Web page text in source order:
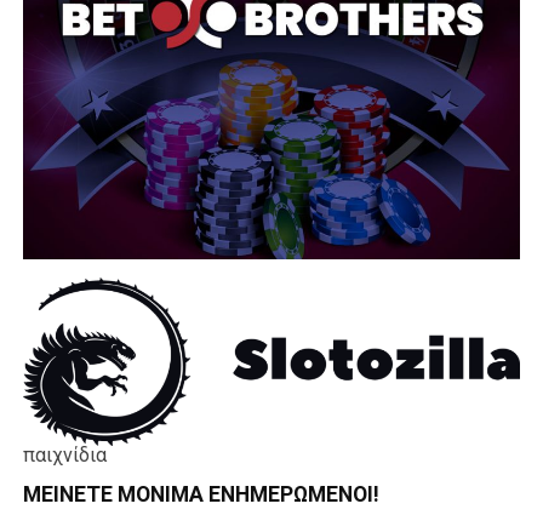
παιχνίδια
ΜΕΊΝΕΤΕ ΜΌΝΙΜΑ ΕΝΗΜΕΡΏΜΕΝΟΙ!